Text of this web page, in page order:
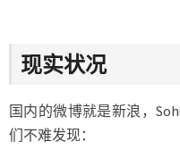
现实状况
国内的微博就是新浪，
们不难发现：